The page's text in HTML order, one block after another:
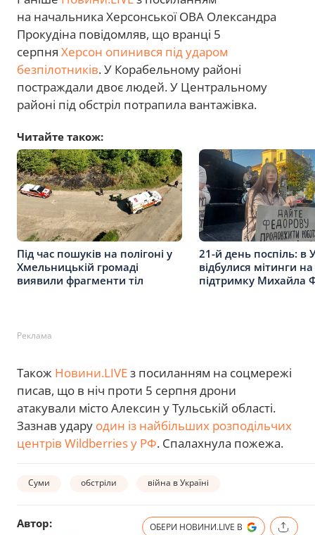
на начальника Херсонської ОВА Олександра
Прокудіна повідомляв, що вранці 5
серпня Херсон опинився під ударом
безпілотників. У Корабельному районі
постраждали двоє людей. У Центральному
районі під обстріл потрапила вантажівка.
Читайте також:
Під час пошуків на полігоні у
Хмельницькій громаді
виявили фрагменти тіл
21-й день поспіль: в
відбулися мітинги на
підтримку Михайла
Реклама
Також Новини.LIVEз посиланням на соцмережі
писав, що в ніч проти 5 серпня дрони
атакували місто Алексин у Тульській області.
Зазнав удару один із найбільших розподільчих
центрів Wildberries у РФ. Спалахнула пожежа.
Суми обстріли війна в Україні
Автор: ОБЕРИ НОВИНИ.LIVE В